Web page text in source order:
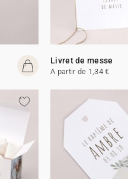
Livret de messe
A partir de 1,34 €